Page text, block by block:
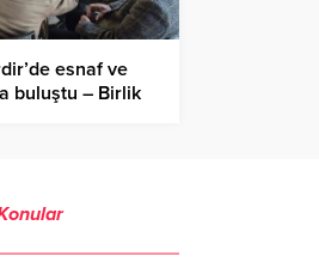
esnaf ve
buluştu – Birlik